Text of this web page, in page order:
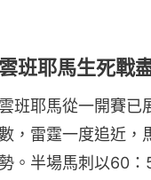
雲班耶馬生死戰
雲班耶馬從一開賽已
，雷霆一度追近，
勢。半場馬刺以60